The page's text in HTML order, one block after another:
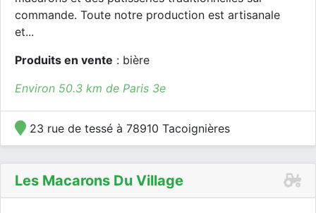
commande. Toute notre production est artisanale
et...
Produits en vente : bière
Environ 50.3 km de Paris 3e
23 rue de tessé à 78910 Tacoignières
Les Macarons Du Village